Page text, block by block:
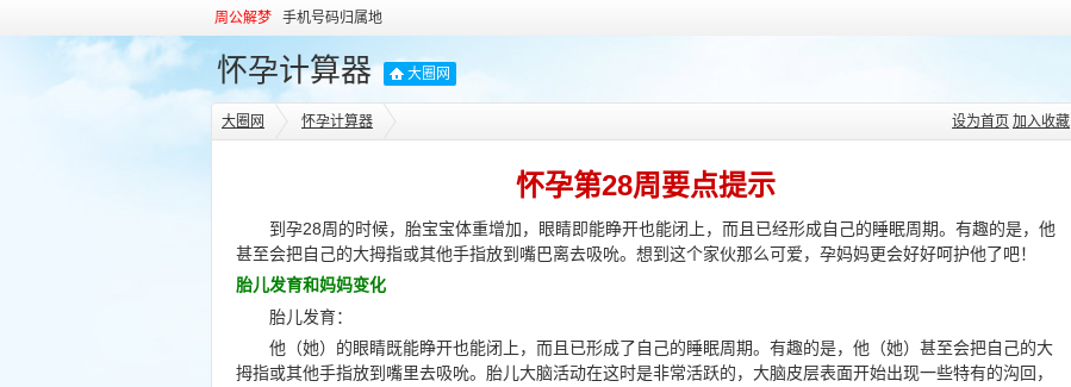
周公解梦 手机号码归属地
怀孕计算器 大圈网
大圈网 怀孕计算器 设为首页 加入收藏
怀孕第28周要点提示
到孕28周的时候，胎宝宝体重增加，眼睛即能睁开也能闭上，而且已经形成自己的睡眠周期。有趣的是，他
甚至会把自己的大拇指或其他手指放到嘴巴离去吸吮。想到这个家伙那么可爱，孕妈妈更会好好呵护他了吧！
胎儿发育和妈妈变化
胎儿发育：
他（她）的眼睛既能睁开也能闭上，而且已形成了自己的睡眠周期。有趣的是，他（她）甚至会把自己的大
拇指或其他手指放到嘴里去吸吮。胎儿大脑活动在这时是非常活跃的，大脑皮层表面开始出现一些特有的沟回，